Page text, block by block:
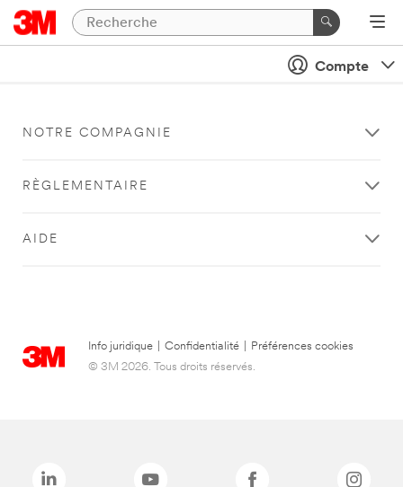
Compte
NOTRE COMPAGNIE
RÈGLEMENTAIRE
AIDE
Info juridique Confidentialité
Préférences cookies
© 3M 2026. Tous droits réservés.